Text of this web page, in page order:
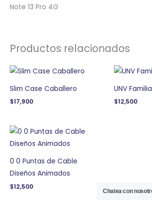
Note 13 Pro 4G
Productos relacionados
Slim Case Caballero
$17,900
UNV
$12,500
0 0 Puntas de Cable
Diseños Animados
$12,500
Chatea con